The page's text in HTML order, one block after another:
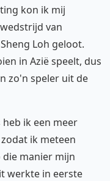
kon ik mij
van
Loh geloot.
in Azië speelt, dus
zo'n speler uit de
ik een meer
ik meteen
die manier mijn
werkte in eerste